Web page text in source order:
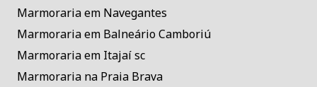
Marmoraria em Navegantes
Marmoraria em Balneário Camboriú
Marmoraria em Itajaí sc
Marmoraria na Praia Brava